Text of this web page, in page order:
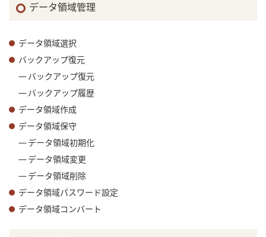
データ領域管理
データ領域選択
バックアップ復元
バックアップ復元
バックアップ履歴
データ領域作成
データ領域保守
データ領域初期化
データ領域変更
データ領域削除
データ領域パスワード設定
データ領域コンバート